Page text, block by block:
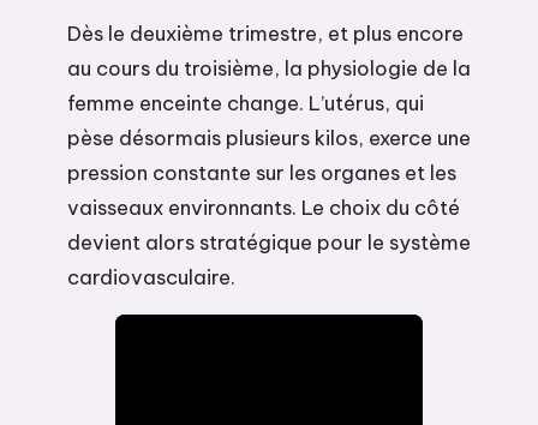
Dès le deuxième trimestre, et plus encore
au cours du troisième, la physiologie de la
femme enceinte change. L’utérus, qui
pèse désormais plusieurs kilos, exerce une
pression constante sur les organes et les
vaisseaux environnants. Le choix du côté
devient alors stratégique pour le système
cardiovasculaire.